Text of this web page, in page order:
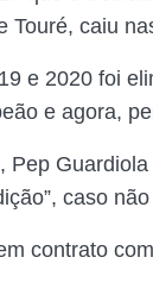
Touré, caiu
e 2020 foi
e agora,
Pep
caso
contrato